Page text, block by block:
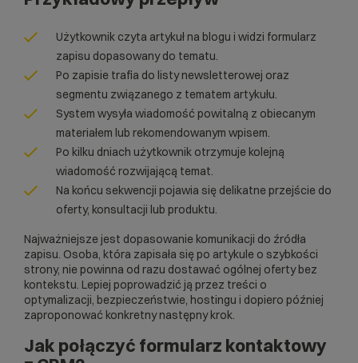
Użytkownik czyta artykuł na blogu i widzi formularz
zapisu dopasowany do tematu.
Po zapisie trafia do listy newsletterowej oraz
segmentu związanego z tematem artykułu.
System wysyła wiadomość powitalną z obiecanym
materiałem lub rekomendowanym wpisem.
Po kilku dniach użytkownik otrzymuje kolejną
wiadomość rozwijającą temat.
Na końcu sekwencji pojawia się delikatne przejście do
oferty, konsultacji lub produktu.
Najważniejsze jest dopasowanie komunikacji do źródła
zapisu. Osoba, która zapisała się po artykule o szybkości
strony, nie powinna od razu dostawać ogólnej oferty bez
kontekstu. Lepiej poprowadzić ją przez treści o
optymalizacji, bezpieczeństwie, hostingu i dopiero później
zaproponować konkretny następny krok.
Jak połączyć formularz kontaktowy